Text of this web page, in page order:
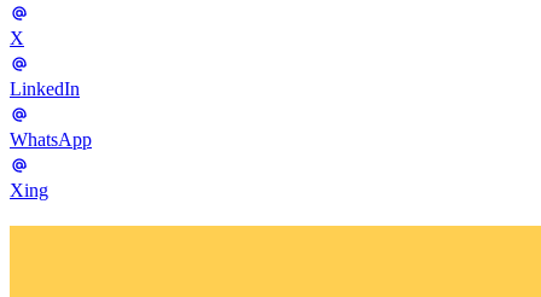
X
LinkedIn
WhatsApp
Xing